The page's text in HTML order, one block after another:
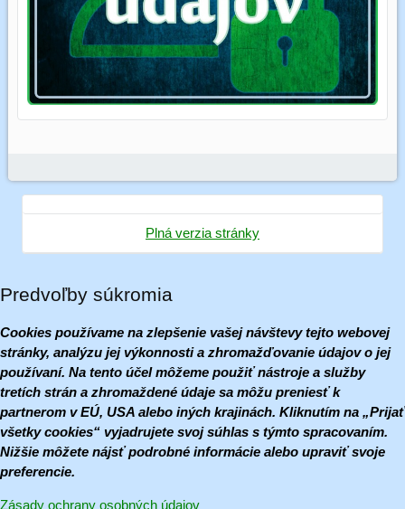
Plná verzia stránky
Predvoľby súkromia
Cookies používame na zlepšenie vašej návštevy tejto webovej
stránky, analýzu jej výkonnosti a zhromažďovanie údajov o jej
používaní. Na tento účel môžeme použiť nástroje a služby
tretích strán a zhromaždené údaje sa môžu preniesť k
partnerom v EÚ, USA alebo iných krajinách. Kliknutím na „Prijať
všetky cookies“ vyjadrujete svoj súhlas s týmto spracovaním.
Nižšie môžete nájsť podrobné informácie alebo upraviť svoje
preferencie.
Zásady ochrany osobných údajov